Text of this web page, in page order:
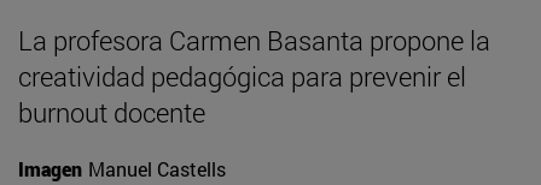
La profesora Carmen Basanta propone la
creatividad pedagógica para prevenir el
burnout docente
Imagen Manuel Castells